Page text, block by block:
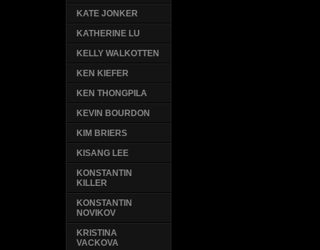
KATE JONKER
KATHERINE LU
KELLY WALKOTTEN
KEN KIEFER
KEN THONGPILA
KEVIN BOURDON
KIM BRIERS
KISANG LEE
KONSTANTIN
KILLER
KONSTANTIN
NOVIKOV
KRISTINA
VACKOVA